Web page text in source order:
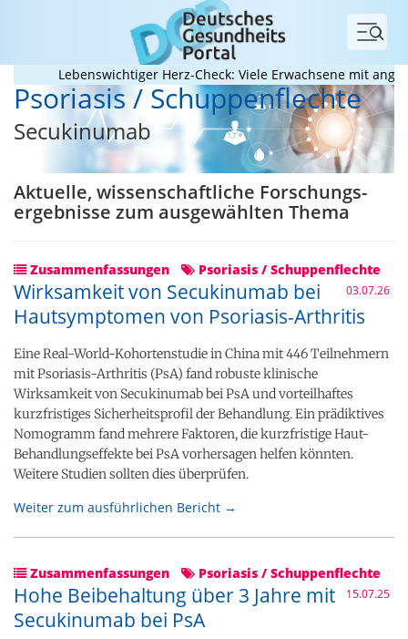
Menü
Lebenswichtiger Herz-Check: Viele Erwachsene mit
Psoriasis / Schuppenflechte
Secukinumab
Aktuelle, wissenschaftliche Forschungs­
ergebnisse zum ausgewählten Thema
Zusammenfassungen Psoriasis / Schuppenflechte
03.07.26
Wirksamkeit von Secukinumab bei
Hautsymptomen von Psoriasis-Arthritis
Eine Real-World-Kohortenstudie in China mit 446 Teilnehmern
mit Psoriasis-Arthritis (PsA) fand robuste klinische
Wirksamkeit von Secukinumab bei PsA und vorteilhaftes
kurzfristiges Sicherheitsprofil der Behandlung. Ein prädiktives
Nomogramm fand mehrere Faktoren, die kurzfristige Haut-
Behandlungseffekte bei PsA vorhersagen helfen könnten.
Weitere Studien sollten dies überprüfen.
Weiter zum ausführlichen Bericht →
Zusammenfassungen Psoriasis / Schuppenflechte
15.07.25
Hohe Beibehaltung über 3 Jahre mit
Secukinumab bei PsA